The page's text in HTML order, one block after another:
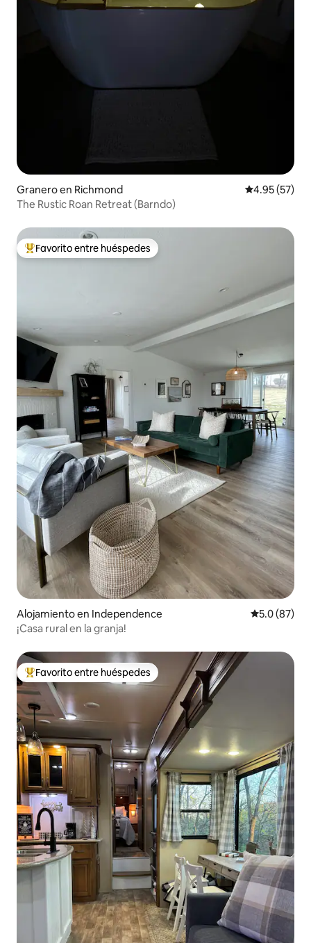
Granero en Richmond Calificación
4.95 (57)
The Rustic Roan Retreat (Barndo)
Favorito entre huéspedes preferido
Favorito entre huéspedes
Alojamiento en Independence Calificación
5.0 (87)
¡Casa rural en la granja!
Favorito entre huéspedes preferido
Favorito entre huéspedes